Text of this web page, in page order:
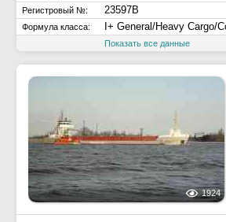
Регистровый №: 23597B
Формула класса: I+ General/Heavy Cargo/
Показать все данные
1924